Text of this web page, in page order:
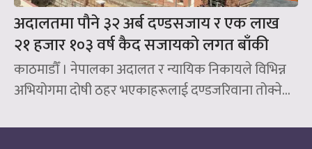
अदालतमा पौने ३२ अर्ब दण्डसजाय र एक लाख
२१ हजार १०३ वर्ष कैद सजायको लगत बाँकी
काठमाडौँ । नेपालका अदालत र न्यायिक निकायले विभिन्न
अभियोगमा दोषी ठहर भएकाहरूलाई दण्डजरिवाना तोक्ने...